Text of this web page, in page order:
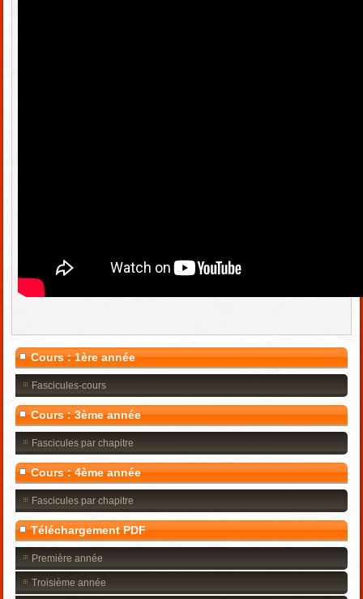
Cours : 1ère année
Fascicules-cours
Cours : 3ème année
Fascicules par chapitre
Cours : 4ème année
Fascicules par chapitre
Téléchargement PDF
Première année
Troisième année